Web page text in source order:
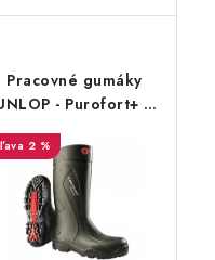
Pracovné gumáky
- Purofort+ EN
O4 D760933 1908
2 %